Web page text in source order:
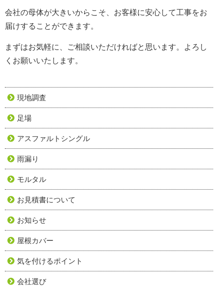
会社の母体が大きいからこそ、お客様に安心して工事をお
届けすることができます。
まずはお気軽に、ご相談いただければと思います。よろし
くお願いいたします。
現地調査
足場
アスファルトシングル
雨漏り
モルタル
お見積書について
お知らせ
屋根カバー
気を付けるポイント
会社選び